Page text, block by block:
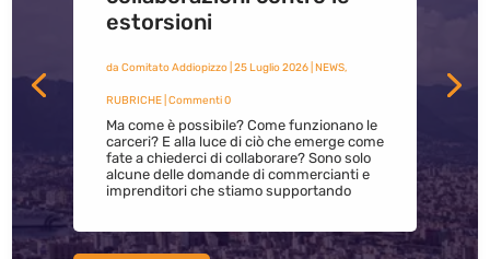
estorsioni
da Comitato Addiopizzo| 25 Luglio 2026| NEWS,
RUBRICHE| Commenti 0
Ma come è possibile? Come funzionano le
carceri? E alla luce di ciò che emerge come
fate a chiederci di collaborare? Sono solo
alcune delle domande di commercianti e
imprenditori che stiamo supportando